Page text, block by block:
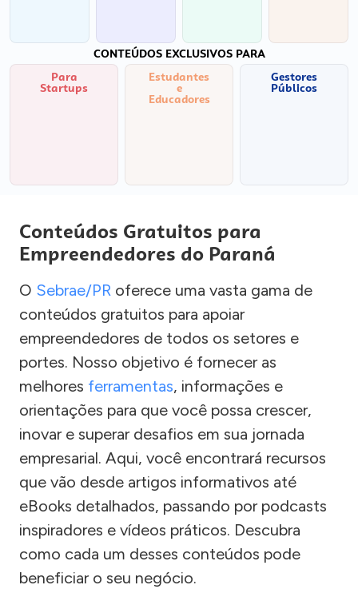
CONTEÚDOS EXCLUSIVOS PARA
Para
Startups
Estudantes
e
Educadores
Gestores
Públicos
Conteúdos Gratuitos para
Empreendedores do Paraná
O Sebrae/PR oferece uma vasta gama de
conteúdos gratuitos para apoiar
empreendedores de todos os setores e
portes. Nosso objetivo é fornecer as
melhores ferramentas, informações e
orientações para que você possa crescer,
inovar e superar desafios em sua jornada
empresarial. Aqui, você encontrará recursos
que vão desde artigos informativos até
eBooks detalhados, passando por podcasts
inspiradores e vídeos práticos. Descubra
como cada um desses conteúdos pode
beneficiar o seu negócio.